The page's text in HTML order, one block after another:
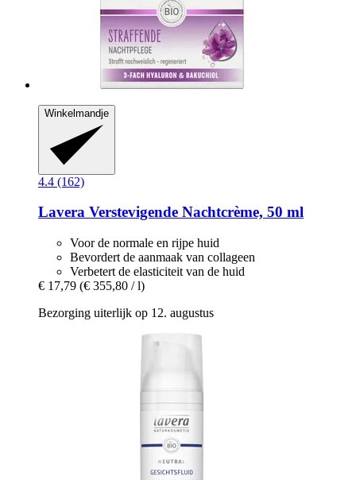
Winkelmandje
4.4 (162)
Lavera Verstevigende Nachtcrème, 50 ml
Voor de normale en rijpe huid
Bevordert de aanmaak van collageen
Verbetert de elasticiteit van de huid
€ 17,79 (€ 355,80 / l)
Bezorging uiterlijk op 12. augustus